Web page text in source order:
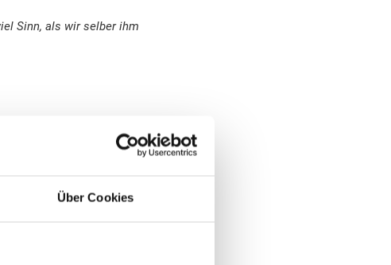
Über Cookies
Sinn, als wir selber ihm